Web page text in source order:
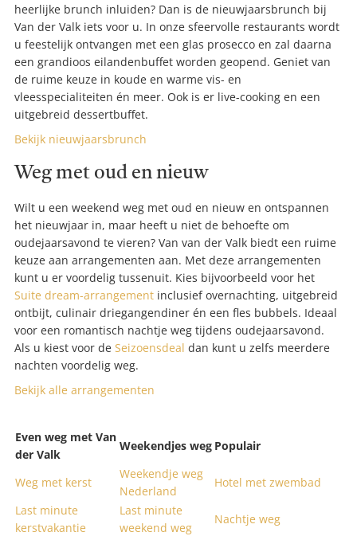
heerlijke brunch inluiden? Dan is de nieuwjaarsbrunch bij
Van der Valk iets voor u. In onze sfeervolle restaurants wordt
u feestelijk ontvangen met een glas prosecco en zal daarna
een grandioos eilandenbuffet worden geopend. Geniet van
de ruime keuze in koude en warme vis- en
vleesspecialiteiten én meer. Ook is er live-cooking en een
uitgebreid dessertbuffet.
Bekijk nieuwjaarsbrunch
Weg met oud en nieuw
Wilt u een weekend weg met oud en nieuw en ontspannen
het nieuwjaar in, maar heeft u niet de behoefte om
oudejaarsavond te vieren? Van van der Valk biedt een ruime
keuze aan arrangementen aan. Met deze arrangementen
kunt u er voordelig tussenuit. Kies bijvoorbeeld voor het
Suite dream-arrangement inclusief overnachting, uitgebreid
ontbijt, culinair driegangendiner én een fles bubbels. Ideaal
voor een romantisch nachtje weg tijdens oudejaarsavond.
Als u kiest voor de Seizoensdeal dan kunt u zelfs meerdere
nachten voordelig weg.
Bekijk alle arrangementen
Even weg met Van
der Valk
Weekendjes weg Populair
Weg met kerst
Weekendje weg
Nederland
Hotel met zwembad
Last minute
kerstvakantie
Last minute
weekend weg
Nachtje weg